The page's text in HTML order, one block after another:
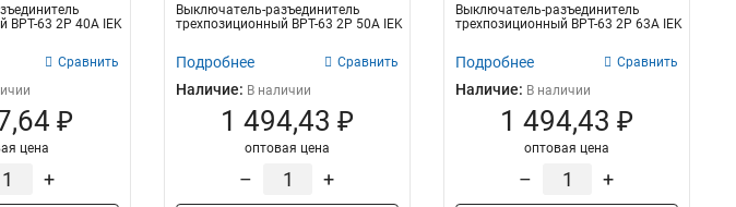
ВРТ-63 2P 40А IEK
Сравнить
₽
цена
+
Выключатель-разъединитель
трехпозиционный ВРТ-63 2P 50А IEK
Подробнее Сравнить
Наличие: В наличии
1 494,43 ₽
оптовая цена
– +
Выключатель-разъединитель
трехпозиционный ВРТ-63 2P 63А IEK
Подробнее Сравнить
Наличие: В наличии
1 494,43 ₽
оптовая цена
– +